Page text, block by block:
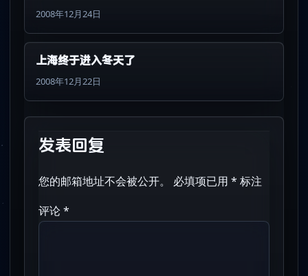
2008年12月24日
上海终于进入冬天了
2008年12月22日
发表回复
您的邮箱地址不会被公开。 必填项已用 * 标注
评论*